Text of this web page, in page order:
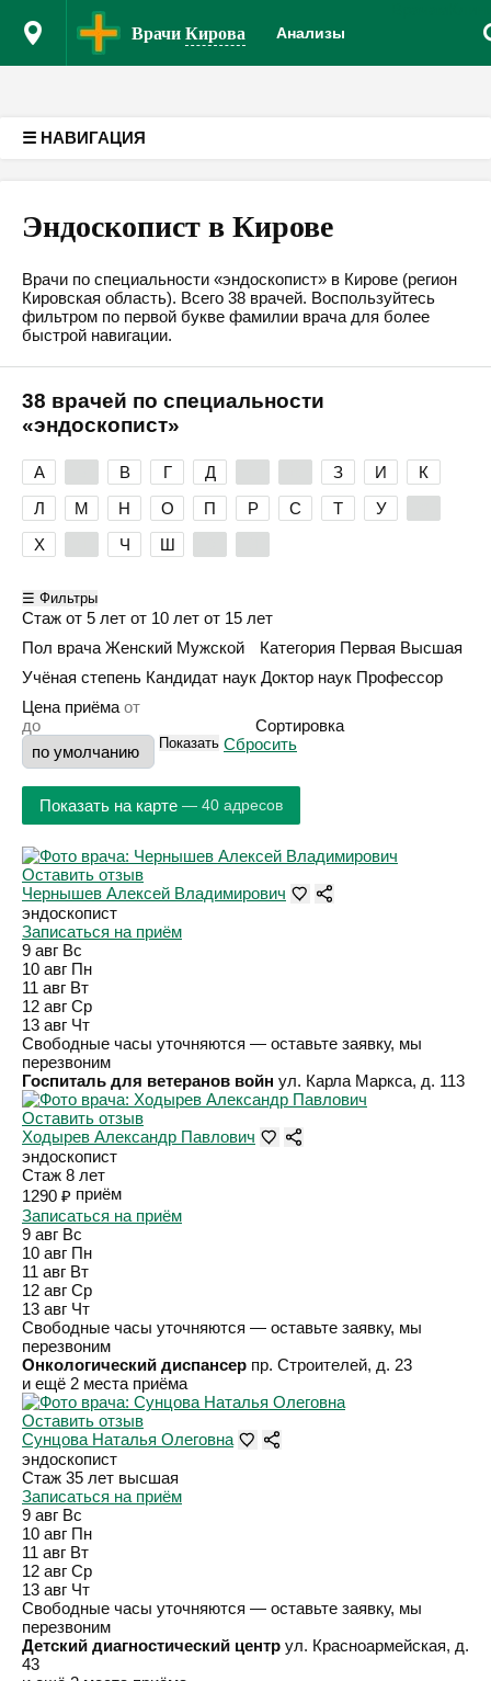
ВрачиКирова Анализы
☰ НАВИГАЦИЯ
Эндоскопист в Кирове
Врачи по специальности «эндоскопист» в Кирове (регион
Кировская область). Всего 38 врачей. Воспользуйтесь
фильтром по первой букве фамилии врача для более
быстрой навигации.
38 врачей по специальности
«эндоскопист»
А В Г Д З И
К
Л
М Н О П Р С Т У
Х
Ч Ш
☰ Фильтры
Стаж от 5 лет от 10 лет от 15 лет
Пол врача Женский Мужской Категория Первая Высшая
Учёная степень Кандидат наук Доктор наук Профессор
Цена приёма
Сортировка
Показать Сбросить
Показать на карте — 40 адресов
Оставить отзыв
Чернышев Алексей Владимирович
эндоскопист
Записаться на приём
9 авг Вс
10 авг Пн
11 авг Вт
12 авг Ср
13 авг Чт
Свободные часы уточняются — оставьте заявку, мы
перезвоним
Госпиталь для ветеранов войн ул. Карла Маркса, д. 113
Оставить отзыв
Ходырев Александр Павлович
эндоскопист
Стаж 8 лет
1290 ₽ приём
Записаться на приём
9 авг Вс
10 авг Пн
11 авг Вт
12 авг Ср
13 авг Чт
Свободные часы уточняются — оставьте заявку, мы
перезвоним
Онкологический диспансер пр. Строителей, д. 23
и ещё 2 места приёма
Оставить отзыв
Сунцова Наталья Олеговна
эндоскопист
Стаж 35 лет высшая
Записаться на приём
9 авг Вс
10 авг Пн
11 авг Вт
12 авг Ср
13 авг Чт
Свободные часы уточняются — оставьте заявку, мы
перезвоним
Детский диагностический центр ул. Красноармейская, д.
43